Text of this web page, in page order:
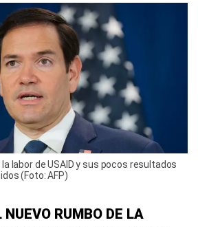
labor de USAID y sus pocos resultados
(Foto: AFP)
RUMBO DE LA